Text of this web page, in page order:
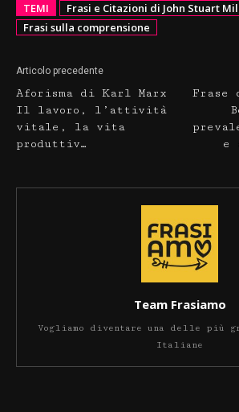
TEMI
Frasi e Citazioni di John Stuart
Frasi sulla comprensione
Articolo precedente
Aforisma di Karl Marx
Il lavoro, l’attività
vitale, la vita
produttiv…
Frase
e
Team Frasiamo
Vogliamo diventare una delle più
Italiane